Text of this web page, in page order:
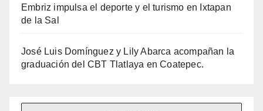
Embriz impulsa el deporte y el turismo en Ixtapan
de la Sal
José Luis Domínguez y Lily Abarca acompañan la
graduación del CBT Tlatlaya en Coatepec.